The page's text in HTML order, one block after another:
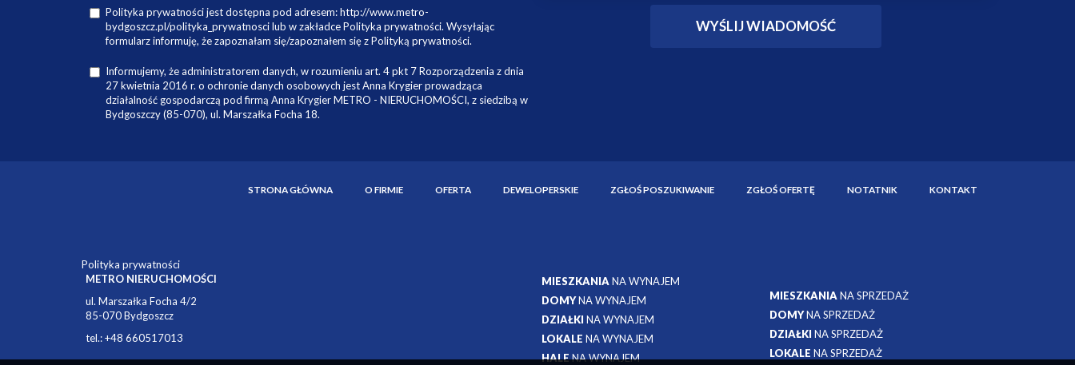
Polityka prywatności jest dostępna pod adresem: http://www.metro-
bydgoszcz.pl/polityka_prywatnosci lub w zakładce Polityka prywatności. Wysyłając
formularz informuję, że zapoznałam się/zapoznałem się z Polityką prywatności.
Informujemy, że administratorem danych, w rozumieniu art. 4 pkt 7 Rozporządzenia z dnia
27 kwietnia 2016 r. o ochronie danych osobowych jest Anna Krygier prowadząca
działalność gospodarczą pod firmą Anna Krygier METRO - NIERUCHOMOŚCI, z siedzibą w
Bydgoszczy (85-070), ul. Marszałka Focha 18.
STRONA GŁÓWNA O FIRMIE OFERTA DEWELOPERSKIE ZGŁOŚ POSZUKIWANIE ZGŁOŚ OFERTĘ NOTATNIK KONTAKT
Polityka prywatności
METRO NIERUCHOMOŚCI
ul. Marszałka Focha 4/2
85-070 Bydgoszcz
tel.: +48 660517013
MIESZKANIA NA WYNAJEM
DOMYNA WYNAJEM
DZIAŁKI NA WYNAJEM
LOKALE NA WYNAJEM
HALENA WYNAJEM
MIESZKANIA NA SPRZEDAŻ
DOMYNA SPRZEDAŻ
DZIAŁKI NA SPRZEDAŻ
LOKALE NA SPRZEDAŻ